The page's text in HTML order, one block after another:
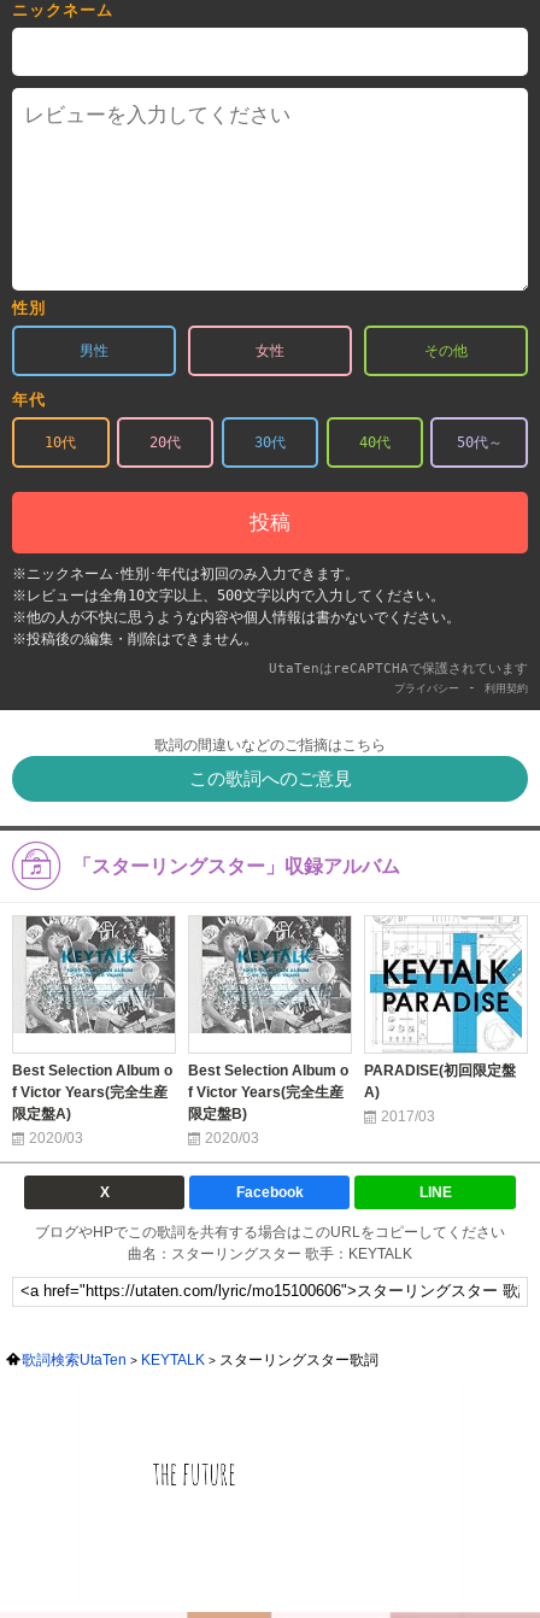
ニックネーム
性別
男性 女性 その他
年代
10代 20代 30代 40代 50代～
投稿
※ニックネーム･性別･年代は初回のみ入力できます。
※レビューは全角10文字以上、500文字以内で入力してください。
※他の人が不快に思うような内容や個人情報は書かないでください。
※投稿後の編集・削除はできません。
UtaTenはreCAPTCHAで保護されています
プライバシー - 利用契約
歌詞の間違いなどのご指摘はこちら
この歌詞へのご意見
「スターリングスター」収録アルバム
Best Selection Album o
f Victor Years(完全生産
限定盤A)
2020/03
Best Selection Album o
f Victor Years(完全生産
限定盤B)
2020/03
PARADISE(初回限定盤
A)
2017/03
X Facebook LINE
ブログやHPでこの歌詞を共有する場合はこのURLをコピーしてください
曲名：スターリングスター 歌手：KEYTALK
歌詞検索UtaTen KEYTALK スターリングスター歌詞